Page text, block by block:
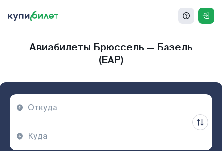
Авиабилеты Брюссель — Базель
(EAP)